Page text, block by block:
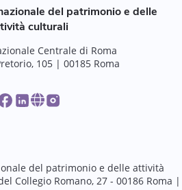
del patrimonio e delle
culturali
Centrale di Roma
105 | 00185 Roma
del patrimonio e delle attività
Collegio Romano, 27 - 00186 Roma |